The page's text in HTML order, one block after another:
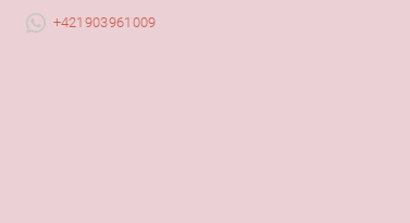
+421903961009